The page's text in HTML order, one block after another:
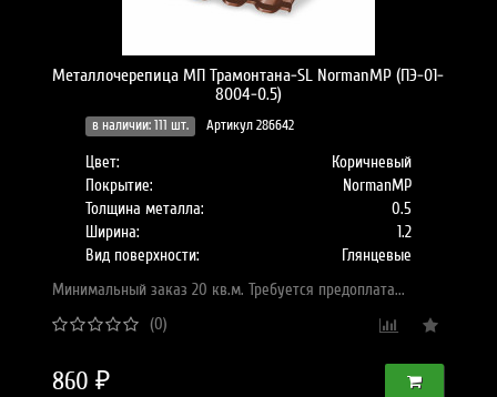
Металлочерепица МП Трамонтана-SL NormanMP (ПЭ-01-
8004-0.5)
в наличии: 111 шт. Артикул 286642
Цвет:
Коричневый
Покрытие:
NormanMP
Толщина металла:
0.5
Ширина:
1.2
Вид поверхности:
Глянцевые
Минимальный заказ 20 кв.м. Требуется предоплата...
(0)
860 ₽